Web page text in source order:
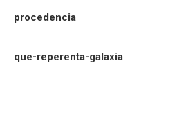
procedencia
que-reperenta-galaxia